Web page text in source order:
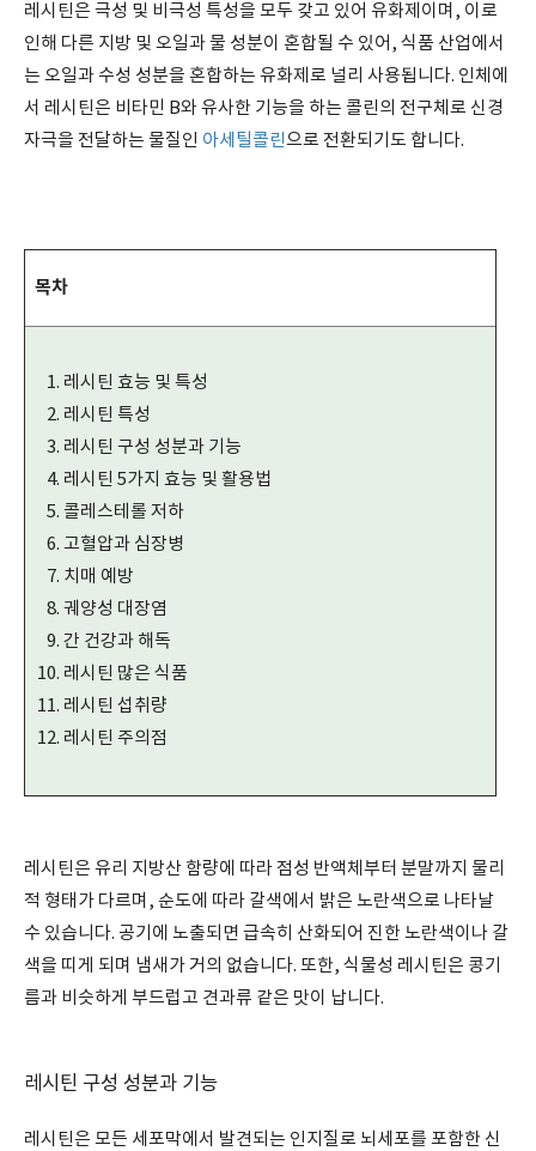
레시틴은 극성 및 비극성 특성을 모두 갖고 있어 유화제이며, 이로
인해 다른 지방 및 오일과 물 성분이 혼합될 수 있어, 식품 산업에서
는 오일과 수성 성분을 혼합하는 유화제로 ​​널리 사용됩니다. 인체에
서 레시틴은 비타민 B와 유사한 기능을 하는 콜린의 전구체로 신경
자극을 전달하는 물질인 아세틸콜린으로 전환되기도 합니다.
목차
레시틴 효능 및 특성
레시틴 특성
레시틴 구성 성분과 기능
레시틴 5가지 효능 및 활용법
콜레스테롤 저하
고혈압과 심장병
치매 예방
궤양성 대장염
간 건강과 해독
레시틴 많은 식품
레시틴 섭취량
레시틴 주의점
레시틴은 유리 지방산 함량에 따라 점성 반액체부터 분말까지 물리
적 형태가 다르며, 순도에 따라 갈색에서 밝은 노란색으로 나타날
수 있습니다. 공기에 노출되면 급속히 산화되어 진한 노란색이나 갈
색을 띠게 되며 냄새가 거의 없습니다. 또한, 식물성 레시틴은 콩기
름과 비슷하게 부드럽고 견과류 같은 맛이 납니다.
레시틴 구성 성분과 기능
레시틴은 모든 세포막에서 발견되는 인지질로 뇌세포를 포함한 신